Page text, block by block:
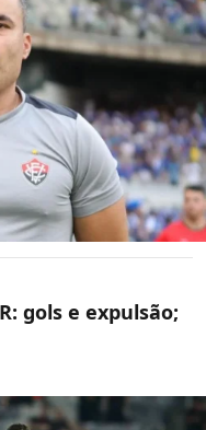
gols e expulsão;